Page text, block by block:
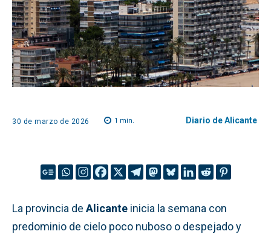
30 de marzo de 2026 1 min. Diario de Alicante
La provincia de Alicante inicia la semana con
predominio de cielo poco nuboso o despejado y